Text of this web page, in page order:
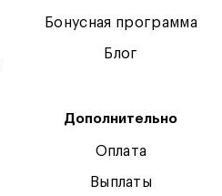
Бонусная программа
Блог
Дополнительно
Оплата
Выплаты